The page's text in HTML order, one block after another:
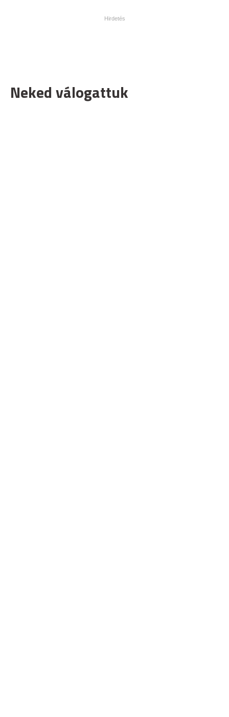
Neked válogattuk